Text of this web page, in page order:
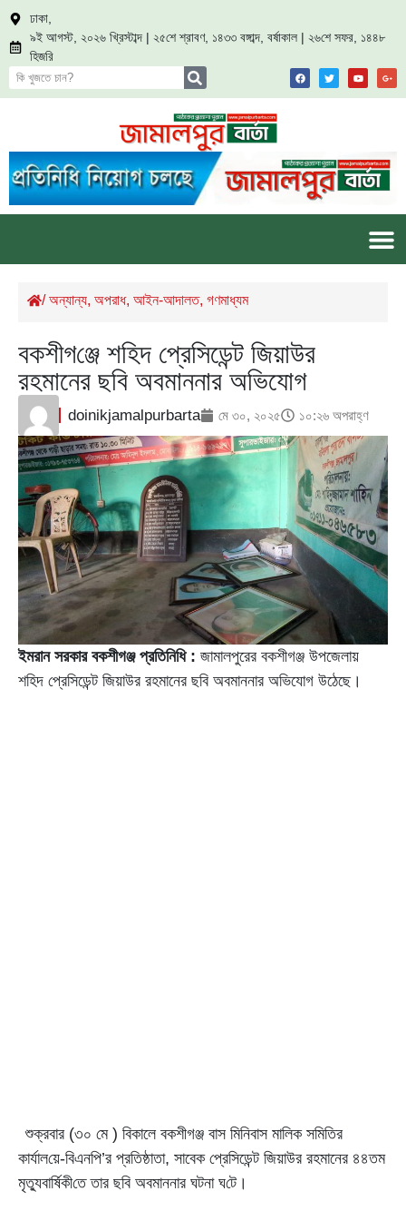
ঢাকা,
৯ই আগস্ট, ২০২৬ খ্রিস্টাব্দ | ২৫শে শ্রাবণ, ১৪৩৩ বঙ্গাব্দ, বর্ষাকাল | ২৬শে সফর, ১৪৪৮
হিজরি
/অন্যান্য, অপরাধ, আইন-আদালত, গণমাধ্যম
বকশীগ‌ঞ্জে শহিদ প্রেসিডেন্ট জিয়াউর
রহমানের ছবি অবমাননার অভিযোগ
doinikjamalpurbarta মে ৩০, ২০২৫ ১০:২৬ অপরাহ্ণ
ইমরান সরকার বকশীগঞ্জ প্রতিনিধি : জামালপুরের বকশীগঞ্জ উপজেলায়
শহিদ প্রেসিডেন্ট জিয়াউর রহমানের ছবি অবমাননার অভিযোগ উঠেছে।
শুক্রবার (৩০ মে ) বিকালে বকশীগঞ্জ বাস মি‌নিবাস মা‌লিক স‌মি‌তির
কার্যাল‌য়ে-বিএনপি’র প্রতিষ্ঠাতা, সাবেক প্রেসিডেন্ট জিয়াউর রহমানের ৪৪তম
মৃত্যুবার্ষিকী‌তে তার ছ‌বি অবমাননার ঘটনা ঘ‌টে।